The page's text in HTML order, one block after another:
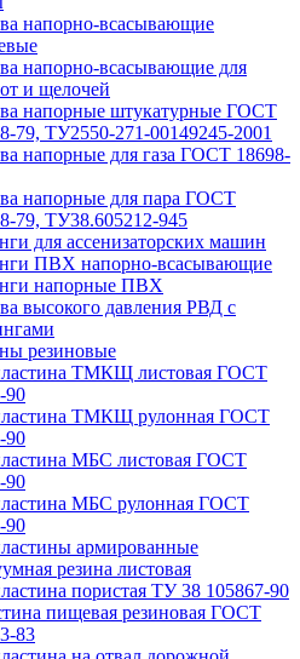
напорно-всасывающие
напорно-всасывающие для
и щелочей
напорные штукатурные ГОСТ
79, ТУ2550-271-00149245-2001
напорные для газа ГОСТ 18698-
напорные для пара ГОСТ
79, ТУ38.605212-945
для ассенизаторских машин
ПВХ напорно-всасывающие
напорные ПВХ
высокого давления РВД с
резиновые
ТМКЩ листовая ГОСТ
90
ТМКЩ рулонная ГОСТ
90
МБС листовая ГОСТ
90
МБС рулонная ГОСТ
90
армированные
резина листовая
пористая ТУ 38 105867-90
пищевая резиновая ГОСТ
83